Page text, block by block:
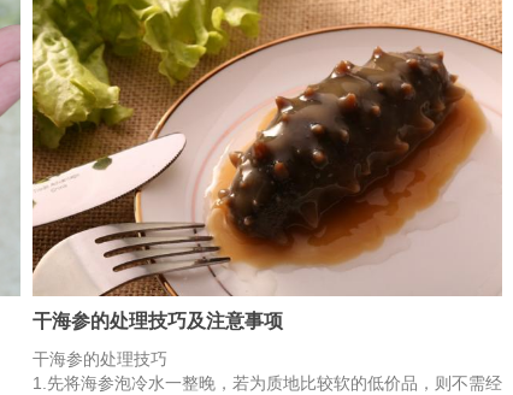
干海参的处理技巧及注意事项
干海参的处理技巧
1.先将海参泡冷水一整晚，若为质地比较软的低价品，则不需经